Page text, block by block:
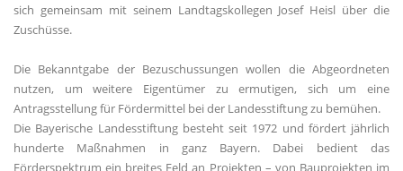
sich gemeinsam mit seinem Landtagskollegen Josef Heisl über die
Zuschüsse.
Die Bekanntgabe der Bezuschussungen wollen die Abgeordneten
nutzen, um weitere Eigentümer zu ermutigen, sich um eine
Antragsstellung für Fördermittel bei der Landesstiftung zu bemühen.
Die Bayerische Landesstiftung besteht seit 1972 und fördert jährlich
hunderte Maßnahmen in ganz Bayern. Dabei bedient das
Förderspektrum ein breites Feld an Projekten – von Bauprojekten im